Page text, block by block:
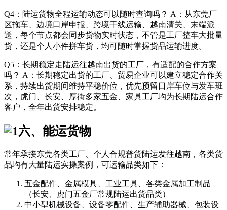
Q4：陆运货物全程运输动态可以随时查询吗？ A：从东莞厂
区拖车、边境口岸申报、跨境干线运输、越南清关、末端派
送，每个节点都会同步货物实时状态，不管是工厂整车大批量
货，还是个人小件拼车货，均可随时掌握货品运输进度。
Q5：长期稳定走陆运往越南出货的工厂，有适配的合作方案
吗？ A：长期稳定出货的工厂、贸易企业可以建立稳定合作关
系，持续出货期间维持平稳价位，优先预留口岸车位与发车班
次，虎门、长安、厚街多家五金、家具工厂均为长期陆运合作
客户，全年出货安排稳定。
六、能运货物
常年承接东莞各类工厂、个人合规普货陆运发往越南，各类货
品均有大量陆运实操案例，可运输品类如下：
五金配件、金属模具、工业工具、各类金属加工制品
（长安、虎门五金厂常规陆运出货品类）
中小型机械设备、设备零配件、生产辅助器械、包装设